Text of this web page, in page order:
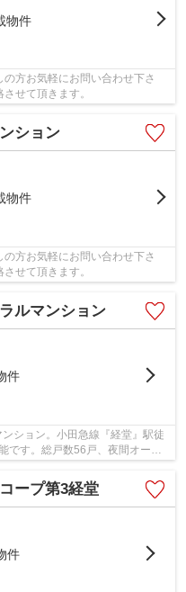
物件
方お気軽にお問い合わせ下さ
せて頂きます。
ション
物件
方お気軽にお問い合わせ下さ
せて頂きます。
ルマンション
件
ション。小田急線『経堂』駅徒
です。総戸数56戸、夜間オート
理人常駐...
ープ第3経堂
件